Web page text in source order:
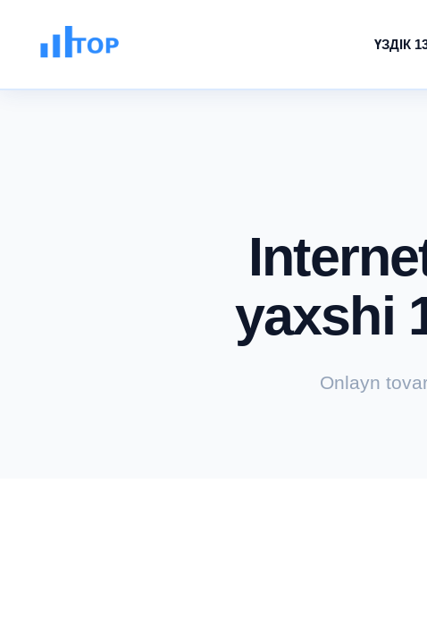
ҮЗДІК
yaxshi
Onlayn